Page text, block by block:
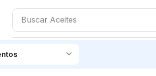
Buscar Aceites